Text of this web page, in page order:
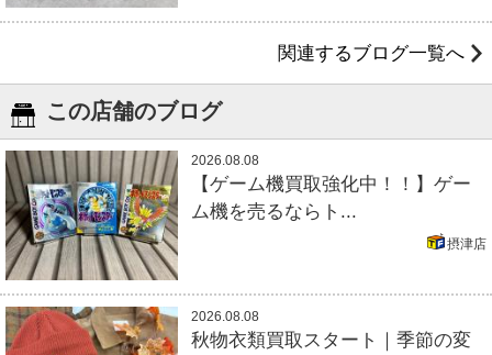
関連するブログ一覧へ
この店舗のブログ
2026.08.08
【ゲーム機買取強化中！！】ゲー
ム機を売るならト...
摂津店
2026.08.08
秋物衣類買取スタート｜季節の変